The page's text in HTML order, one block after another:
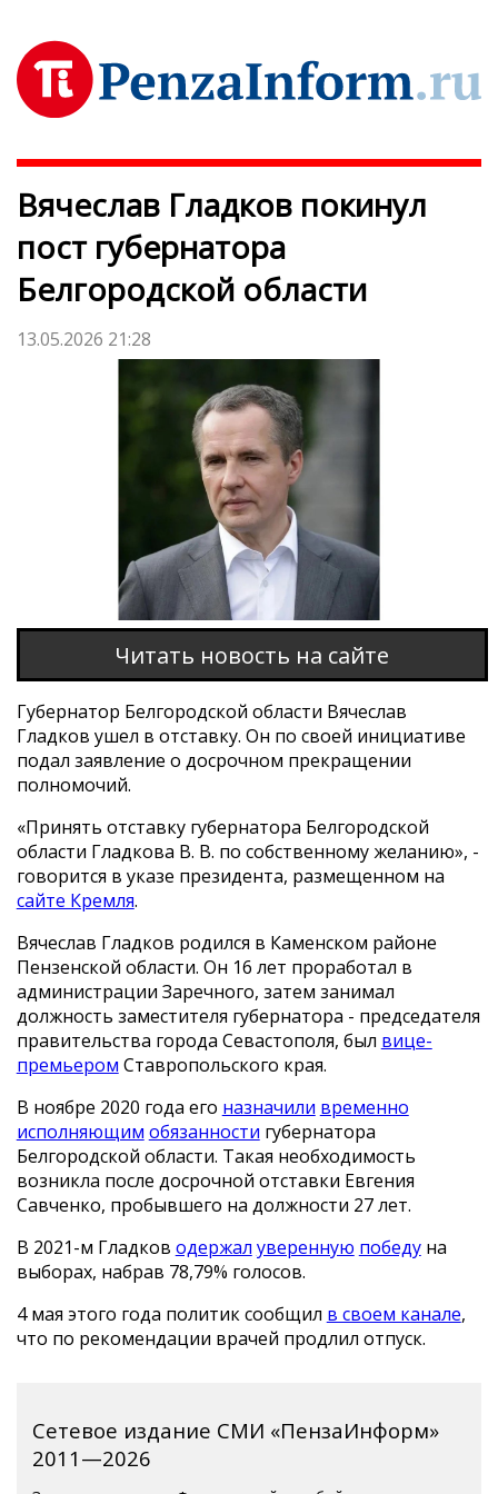
Вячеслав Гладков покинул
пост губернатора
Белгородской области
13.05.2026 21:28
Читать новость на сайте
Губернатор Белгородской области Вячеслав
Гладков ушел в отставку. Он по своей инициативе
подал заявление о досрочном прекращении
полномочий.
«Принять отставку губернатора Белгородской
области Гладкова В. В. по собственному желанию», -
говорится в указе президента, размещенном на
сайте Кремля.
Вячеслав Гладков родился в Каменском районе
Пензенской области. Он 16 лет проработал в
администрации Заречного, затем занимал
должность заместителя губернатора - председателя
правительства города Севастополя, был вице-
премьером Ставропольского края.
В ноябре 2020 года его назначили временно
исполняющим обязанности губернатора
Белгородской области. Такая необходимость
возникла после досрочной отставки Евгения
Савченко, пробывшего на должности 27 лет.
В 2021-м Гладков одержал уверенную победуна
выборах, набрав 78,79% голосов.
4 мая этого года политик сообщил в своем канале,
что по рекомендации врачей продлил отпуск.
Сетевое издание СМИ «ПензаИнформ»
2011—2026